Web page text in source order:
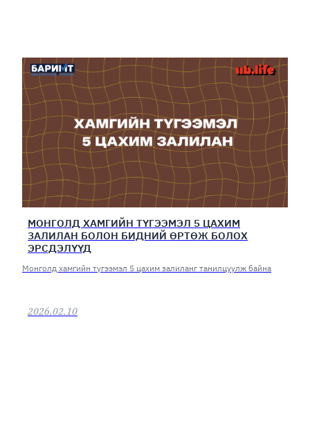
МОНГОЛД ХАМГИЙН ТҮГЭЭМЭЛ 5 ЦАХИМ
ЗАЛИЛАН БОЛОН БИДНИЙ ӨРТӨЖ БОЛОХ
ЭРСДЭЛҮҮД
Монголд хамгийн түгээмэл 5 цахим залиланг танилцуулж байна
2026.02.10